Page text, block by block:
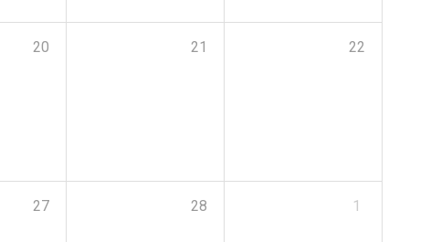
20 21 22
27 28 1